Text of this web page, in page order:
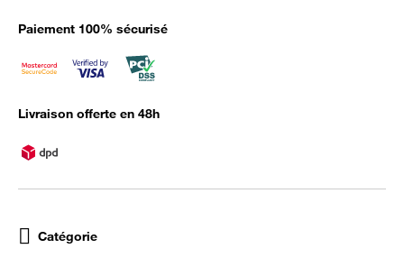
Paiement 100% sécurisé
Livraison offerte en 48h
Catégorie